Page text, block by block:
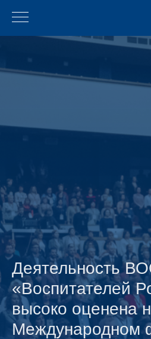
Деятельность
«Воспитателей
высоко оценена
Международном